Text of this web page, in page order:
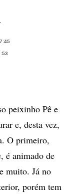
peixinho Pê e
e, desta vez,
O primeiro,
é animado de
muito. Já no
porém tem